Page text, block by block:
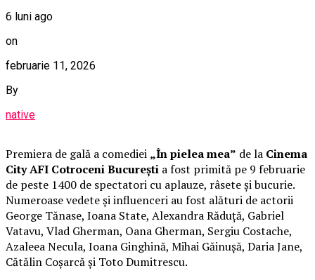
6 luni ago
on
februarie 11, 2026
By
native
Premiera de gală a comediei „În pielea mea” de la Cinema
City AFI Cotroceni București a fost primită pe 9 februarie
de peste 1400 de spectatori cu aplauze, râsete și bucurie.
Numeroase vedete și influenceri au fost alături de actorii
George Tănase, Ioana State, Alexandra Răduță, Gabriel
Vatavu, Vlad Gherman, Oana Gherman, Sergiu Costache,
Azaleea Necula, Ioana Ginghină, Mihai Găinușă, Daria Jane,
Cătălin Coșarcă și Toto Dumitrescu.